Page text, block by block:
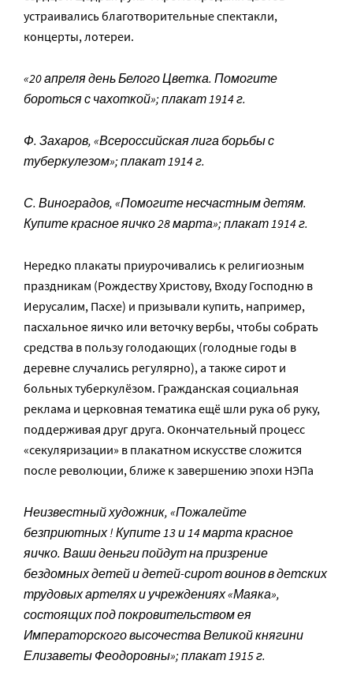
устраивались благотворительные спектакли,
концерты, лотереи.
«20 апреля день Белого Цветка. Помогите
бороться с чахоткой»; плакат 1914 г.
Ф. Захаров, «Всероссийская лига борьбы с
туберкулезом»; плакат 1914 г.
С. Виноградов, «Помогите несчастным детям.
Купите красное яичко 28 марта»; плакат 1914 г.
Нередко плакаты приурочивались к религиозным
праздникам (Рождеству Христову, Входу Господню в
Иерусалим, Пасхе) и призывали купить, например,
пасхальное яичко или веточку вербы, чтобы собрать
средства в пользу голодающих (голодные годы в
деревне случались регулярно), а также сирот и
больных туберкулёзом. Гражданская социальная
реклама и церковная тематика ещё шли рука об руку,
поддерживая друг друга. Окончательный процесс
«секуляризации» в плакатном искусстве сложится
после революции, ближе к завершению эпохи НЭПа
Неизвестный художник, «Пожалейте
безприютных ! Купите 13 и 14 марта красное
яичко. Ваши деньги пойдут на призрение
бездомных детей и детей-сирот воинов в детских
трудовых артелях и учреждениях «Маяка»,
состоящих под покровительством ея
Императорского высочества Великой княгини
Елизаветы Феодоровны»; плакат 1915 г.